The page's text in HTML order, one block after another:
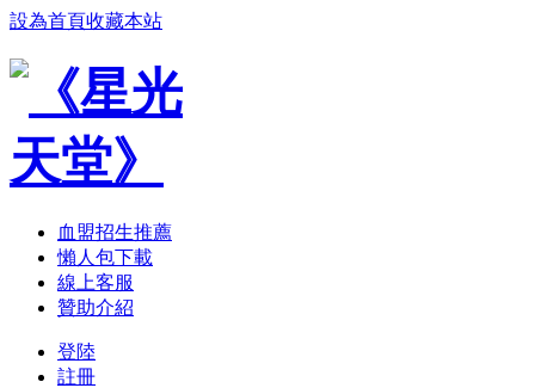
設為首頁收藏本站
血盟招生推薦
懶人包下載
線上客服
贊助介紹
登陸
註冊